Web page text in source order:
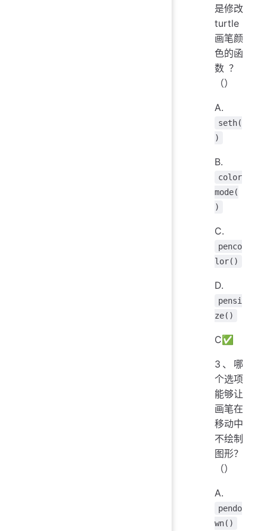
是修改
turtle
画笔颜
色的函
数？‪‬‪‬‪‬‪‬‪‬‮‬‫‬‫‬‪‬‪‬‪‬‪‬‪‬‮‬‫‬‫‬‪‬‪‬‪‬‪‬‪‬‮‬‭‬‫‬‪‬‪‬‪‬‪‬‪‬‮‬‫‬‫‬‪‬‪‬‪‬‪‬‪‬‮‬‫‬‭‬‬‬‬‬‬‬‬‬‬‬‬‬‬‬‬‬‬‬‬‬‬‬‬‬‬‬‬‬‬‬‬‬‬‬‬‬‬‬‬‬‬‬‬‬‬‬‬‬‬‬‬‬‬‬‬‬‬‬‬‬‬‬‬‬‬‬‬‬‬‬‬‬‬‬‬‬‬‬‬‬
（）
A.
seth(
)
B.
color
mode(
)
C.
penco
lor()
D.
pensi
ze()
C✅
3、哪
个选项
能够让
画笔在
移动中
不绘制
图形？‪‬‪‬‪‬‪‬‪‬‮‬‫‬‫‬‪‬‪‬‪‬‪‬‪‬‮‬‫‬‫‬‪‬‪‬‪‬‪‬‪‬‮‬‭‬‫‬‪‬‪‬‪‬‪‬‪‬‮‬‫‬‫‬‪‬‪‬‪‬‪‬‪‬‮‬‫‬‭‬‬‬‬‬‬‬‬‬‬‬‬‬‬‬‬‬‬‬‬‬‬‬‬‬‬‬‬‬‬‬‬‬‬‬‬‬‬‬‬‬‬‬‬‬‬‬‬‬‬‬‬‬‬‬‬‬‬‬‬‬‬‬‬‬‬‬‬‬‬‬‬‬‬‬‬‬‬‬‬‬
（）
A.
pendo
wn()